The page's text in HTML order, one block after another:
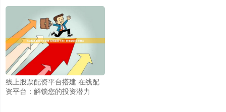
线上股票配资平台搭建 在线配
资平台：解锁您的投资潜力